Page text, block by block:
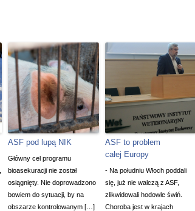
ASF pod lupą NIK
Główny cel programu
bioasekuracji nie został
osiągnięty. Nie doprowadzono
bowiem do sytuacji, by na
obszarze kontrolowanym […]
ASF to problem
całej Europy
- Na południu Włoch poddali
się, już nie walczą z ASF,
zlikwidowali hodowle świń.
Choroba jest w krajach